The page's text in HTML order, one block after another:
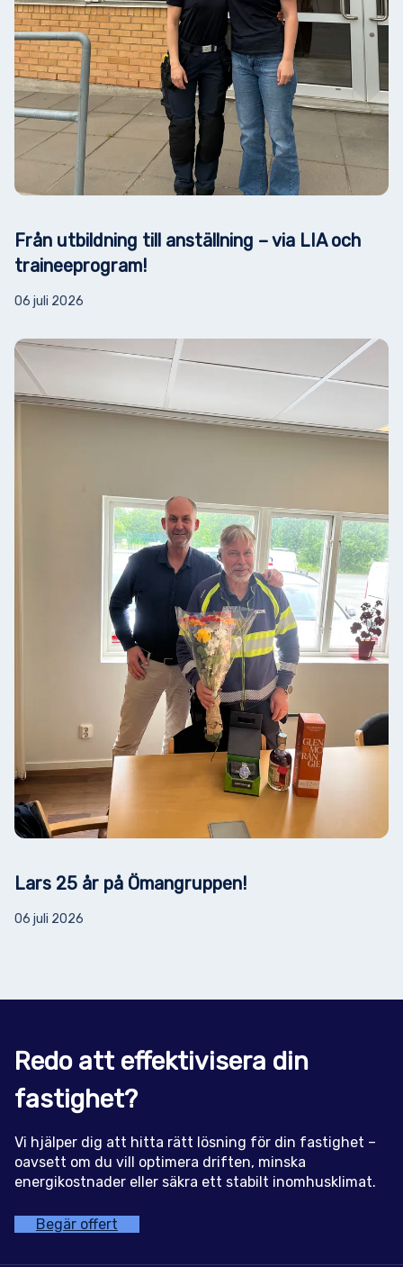
Från utbildning till anställning – via LIA och
traineeprogram!
06 juli 2026
Lars 25 år på Ömangruppen!
06 juli 2026
Redo att effektivisera din
fastighet?
Vi hjälper dig att hitta rätt lösning för din fastighet –
oavsett om du vill optimera driften, minska
energikostnader eller säkra ett stabilt inomhusklimat.
Begär offert